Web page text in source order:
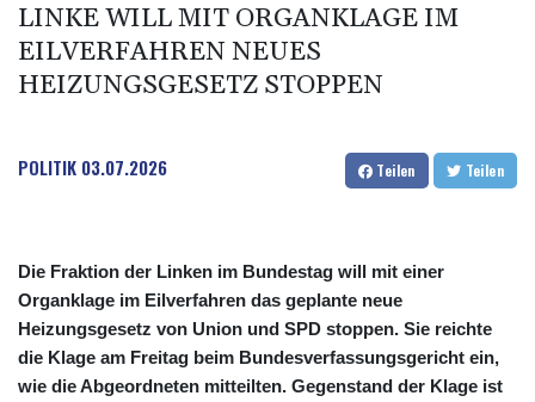
Selenskyj erstmals seit Beginn von Ukraine-Krieg nach Serbien
gereist
LINKE WILL MIT ORGANKLAGE IM
EILVERFAHREN NEUES
HEIZUNGSGESETZ STOPPEN
POLITIK 03.07.2026 Teilen Teilen
Die Fraktion der Linken im Bundestag will mit einer
Organklage im Eilverfahren das geplante neue
Heizungsgesetz von Union und SPD stoppen. Sie reichte
die Klage am Freitag beim Bundesverfassungsgericht ein,
wie die Abgeordneten mitteilten. Gegenstand der Klage ist